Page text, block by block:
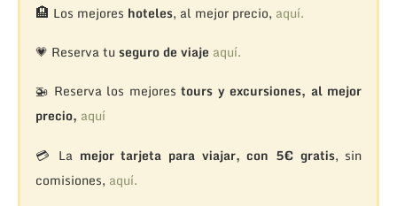
🏨 Los mejores hoteles, al mejor precio, aquí.
💗 Reserva tu seguro de viaje aquí.
🚁 Reserva los mejorestours y excursiones, al mejor
precio, aquí
💳 La mejor tarjeta para viajar, con 5€ gratis, sin
comisiones, aquí.